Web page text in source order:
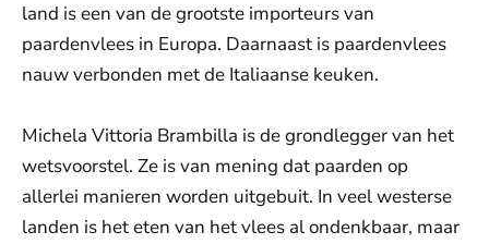
land is een van de grootste importeurs van
paardenvlees in Europa. Daarnaast is paardenvlees
nauw verbonden met de Italiaanse keuken.
Michela Vittoria Brambilla is de grondlegger van het
wetsvoorstel. Ze is van mening dat paarden op
allerlei manieren worden uitgebuit. In veel westerse
landen is het eten van het vlees al ondenkbaar, maar